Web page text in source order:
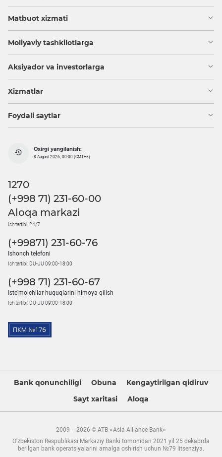
Matbuot xizmati
Moliyaviy tashkilotlarga
Aksiyador va investorlarga
Xizmatlar
Foydali saytlar
Oxirgi yangilanish:
8 August 2026, 00:00 (GMT+5)
1270
(+998 71) 231-60-00
Aloqa markazi
Ish tartibi: 24/7
(+99871) 231-60-76
Ishonch telefoni
Ish tartibi: DU-JU 09:00-18:00
(+998 71) 231-60-67
Iste'molchilar huquqlarini himoya qilish
Ish tartibi: DU-JU 09:00-18:00
Bank qonunchiligi Obuna
Kengaytirilgan qidiruv
Sayt xaritasi
Aloqa
2009 – 2026 © ATB «Asia Alliance Bank»
O'zbekiston Respublikasi Markaziy Banki tomonidan 2021 yil 25 dekabrda
berilgan bank operatsiyalarini amalga oshirish uchun №79 litsenziya.